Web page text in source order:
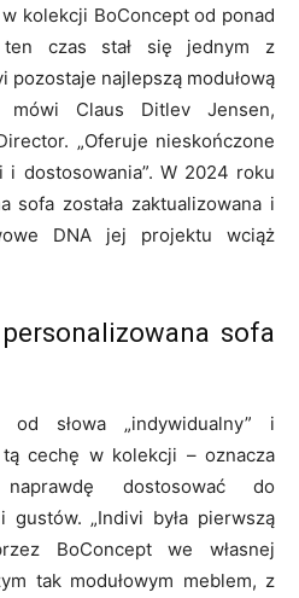
kolekcji BoConcept od ponad
czas stał się jednym z
pozostaje najlepszą modułową
Claus Ditlev Jensen,
„Oferuje nieskończone
i dostosowania”. W 2024 roku
sofa została zaktualizowana i
DNA jej projektu wciąż
sofa
od słowa „indywidualny” i
tą cechę w kolekcji – oznacza
dostosować do
„Indivi była pierwszą
BoConcept we własnej
tak modułowym meblem, z